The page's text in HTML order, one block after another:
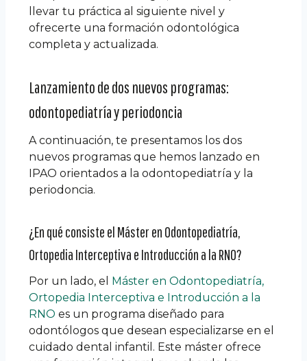
llevar tu práctica al siguiente nivel y
ofrecerte una formación odontológica
completa y actualizada.
Lanzamiento de dos nuevos programas:
odontopediatría y periodoncia
A continuación, te presentamos los dos
nuevos programas que hemos lanzado en
IPAO orientados a la odontopediatría y la
periodoncia.
¿En qué consiste el Máster en Odontopediatría,
Ortopedia Interceptiva e Introducción a la RNO?
Por un lado, e
Máster en Odontopediatría,
Ortopedia Interceptiva e Introducción a la
RNO es un programa diseñado para
odontólogos que desean especializarse en el
cuidado dental infantil. Este máster ofrece